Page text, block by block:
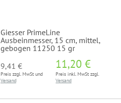
Giesser PrimeLine
Ausbeinmesser, 15 cm, mittel,
gebogen 11250 15 gr
9,41 €
Preis zzgl. MwSt und
Versand
11,20 €
Preis inkl. MwSt zzgl.
Versand